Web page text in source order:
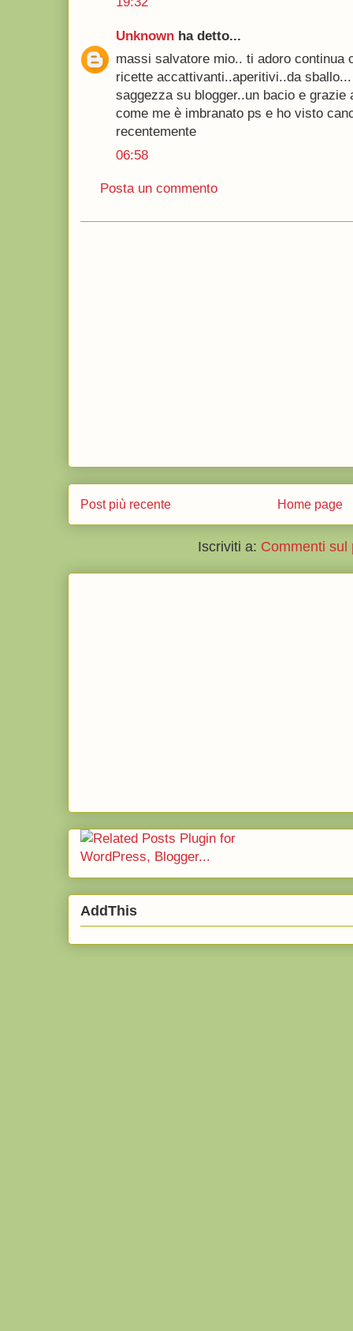
Unknown ha detto...
massi salvatore mio.. ti adoro continua
ricette accattivanti..aperitivi..da
saggezza su blogger..un bacio e grazie
come me è imbranato ps e ho visto
recentemente
06:58
Posta un commento
Post più recente Home page
Iscriviti a: Commenti sul
AddThis